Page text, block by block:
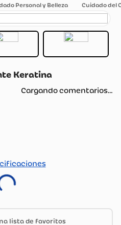
Personal y Belleza Cuidado del
Keratina
Cargando comentarios…